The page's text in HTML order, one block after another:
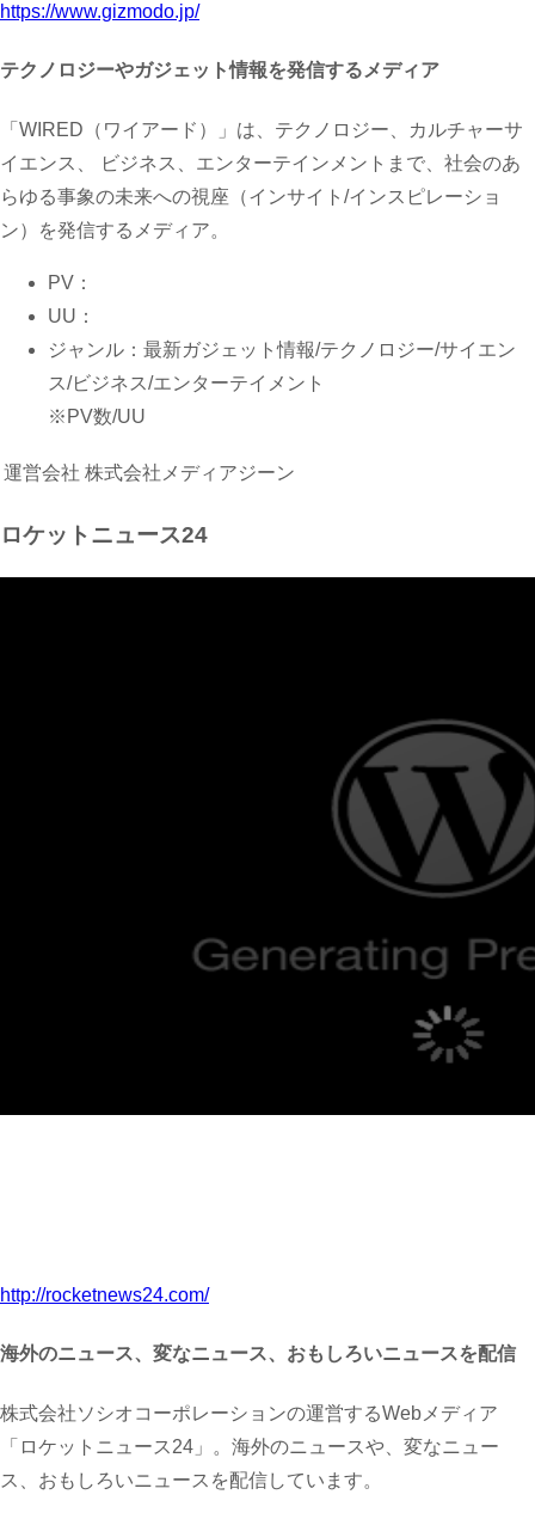
https://www.gizmodo.jp/
テクノロジーやガジェット情報を発信するメディア
「WIRED（ワイアード）」は、テクノロジー、カルチャーサ
イエンス、 ビジネス、エンターテインメントまで、社会のあ
らゆる事象の未来への視座（インサイト/インスピレーショ
ン）を発信するメディア。
PV：
UU：
ジャンル：最新ガジェット情報/テクノロジー/サイエン
ス/ビジネス/エンターテイメント
※PV数/UU
運営会社 株式会社メディアジーン
ロケットニュース24
http://rocketnews24.com/
海外のニュース、変なニュース、おもしろいニュースを配信
株式会社ソシオコーポレーションの運営するWebメディア
「ロケットニュース24」。海外のニュースや、変なニュー
ス、おもしろいニュースを配信しています。